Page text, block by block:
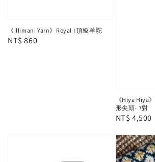
《Illimani Yarn》Royal I 頂級羊駝
Regular
NT$ 860
《Hiya Hiya
形尖頭- 7對
Regular
NT$ 4,500